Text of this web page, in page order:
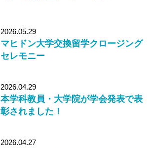
2026.05.29
マヒドン大学交換留学クロージング
セレモニー
2026.04.29
本学科教員・大学院が学会発表で表
彰されました！
2026.04.27